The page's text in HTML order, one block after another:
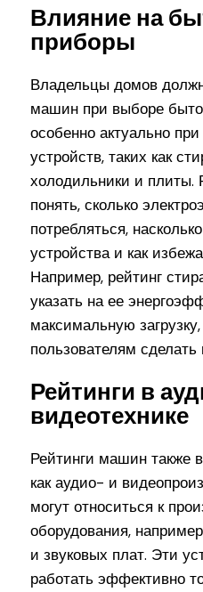
Влияние на
приборы
Владельцы домов
машин при выборе
особенно актуально
устройств, таких как
холодильники и плиты.
понять, сколько
потребляться,
устройства и как
Например, рейтинг
указать на ее
максимальную
пользователям
Рейтинги в
видеотехнике
Рейтинги машин также
как аудио- и
могут относиться к
оборудования,
и звуковых плат. Эти
работать эффективно